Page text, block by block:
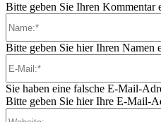
Bitte geben Sie Ihren Kommentar
Bitte geben Sie hier Ihren Namen
Sie haben eine falsche E-Mail-
Bitte geben Sie hier Ihre E-Mail-